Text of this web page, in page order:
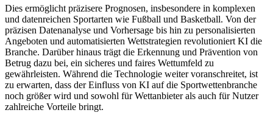
Dies ermöglicht präzisere⁤ Prognosen, insbesondere in komplexen
und datenreichen ​Sportarten wie Fußball ⁣und Basketball. Von der
präzisen Datenanalyse und Vorhersage bis hin zu personalisierten
Angeboten und automatisierten Wettstrategien revolutioniert KI die
Branche. Darüber hinaus trägt die Erkennung und Prävention von
Betrug dazu bei, ein sicheres und faires Wettumfeld zu
gewährleisten. Während die Technologie weiter voranschreitet, ist
zu erwarten, dass der Einfluss von KI auf die Sportwettenbranche
noch größer wird und sowohl für Wettanbieter als auch für Nutzer
zahlreiche Vorteile bringt.